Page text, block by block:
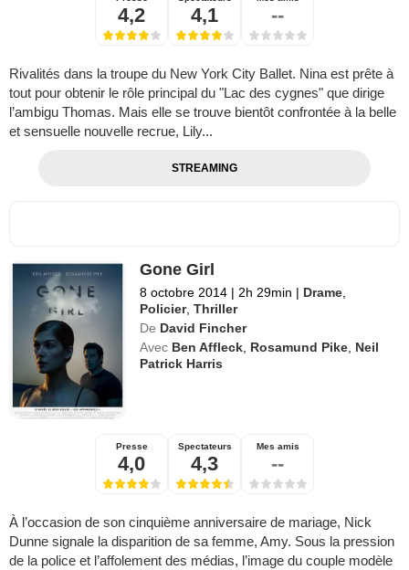
4,2 4,1 --
Rivalités dans la troupe du New York City Ballet. Nina est prête à
tout pour obtenir le rôle principal du "Lac des cygnes" que dirige
l’ambigu Thomas. Mais elle se trouve bientôt confrontée à la belle
et sensuelle nouvelle recrue, Lily...
STREAMING
Gone Girl
8 octobre 2014 | 2h 29min | Drame
Policier,Thriller
De David Fincher
Avec Ben Affleck Rosamund Pike Neil
Patrick Harris
Presse
4,0
Spectateurs
4,3
Mes amis
--
À l’occasion de son cinquième anniversaire de mariage, Nick
Dunne signale la disparition de sa femme, Amy. Sous la pression
de la police et l’affolement des médias, l’image du couple modèle